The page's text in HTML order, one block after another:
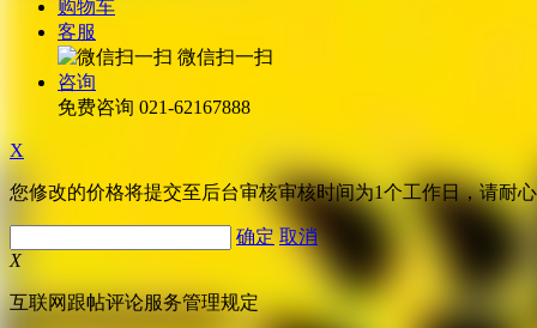
购物车
客服
微信扫一扫
咨询
免费咨询 021-62167888
X
您修改的价格将提交至后台审核审核时间为1个工作日，请耐
确定 取消
X
互联网跟帖评论服务管理规定